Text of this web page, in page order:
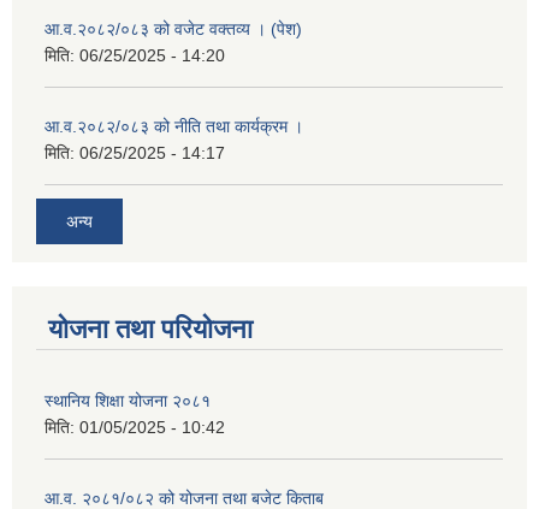
आ.व.२०८२/०८३ को वजेट वक्तव्य । (पेश)
मिति: 06/25/2025 - 14:20
आ.व.२०८२/०८३ को नीति तथा कार्यक्रम ।
मिति: 06/25/2025 - 14:17
अन्य
योजना तथा परियोजना
स्थानिय शिक्षा योजना २०८१
मिति: 01/05/2025 - 10:42
आ.व. २०८१/०८२ को योजना तथा बजेट किताब